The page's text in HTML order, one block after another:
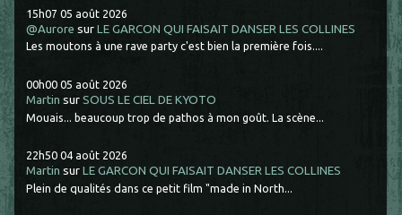
15h07 05 août 2026
@Aurore surLE GARCON QUI FAISAIT DANSER LES COLLINES
Les moutons à une rave party c'est bien la première fois....
00h00 05 août 2026
Martin surSOUS LE CIEL DE KYOTO
Mouais... beaucoup trop de pathos à mon goût. La scène...
22h50 04 août 2026
Martin surLE GARCON QUI FAISAIT DANSER LES COLLINES
Plein de qualités dans ce petit film "made in North...